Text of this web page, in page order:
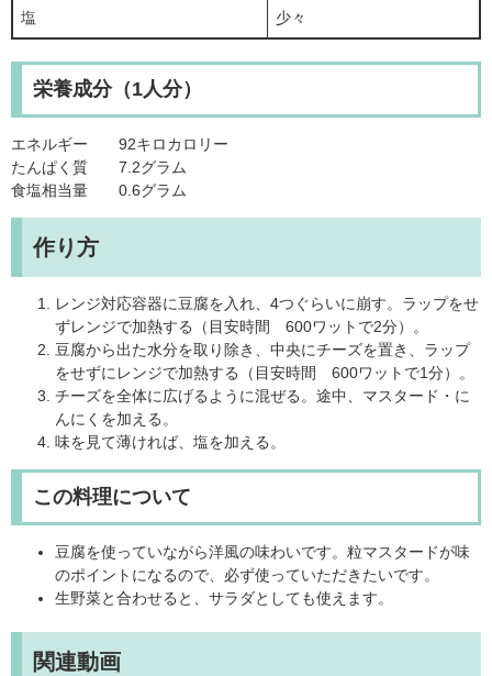
塩 少々
栄養成分（1人分）
エネルギー 92キロカロリー
たんぱく質 7.2グラム
食塩相当量 0.6グラム
作り方
レンジ対応容器に豆腐を入れ、4つぐらいに崩す。ラップをせ
ずレンジで加熱する（目安時間 600ワットで2分）。
豆腐から出た水分を取り除き、中央にチーズを置き、ラップ
をせずにレンジで加熱する（目安時間 600ワットで1分）。
チーズを全体に広げるように混ぜる。途中、マスタード・に
んにくを加える。
味を見て薄ければ、塩を加える。
この料理について
豆腐を使っていながら洋風の味わいです。粒マスタードが味
のポイントになるので、必ず使っていただきたいです。
生野菜と合わせると、サラダとしても使えます。
関連動画